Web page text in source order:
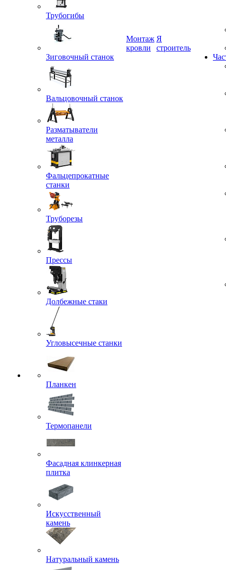
Трубогибы
Зиговочный станок
Вальцовочный станок
Разматыватели
металла
Фальцепрокатные
станки
Труборезы
Прессы
Долбежные стаки
Угловысечные станки
Планкен
Термопанели
Фасадная клинкерная
плитка
Искусственный
камень
Натуральный камень
Монтаж